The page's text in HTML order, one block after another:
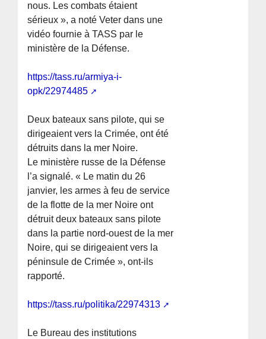
nous. Les combats étaient
sérieux », a noté Veter dans une
vidéo fournie à TASS par le
ministère de la Défense.
https://tass.ru/armiya-i-
opk/22974485
Deux bateaux sans pilote, qui se
dirigeaient vers la Crimée, ont été
détruits dans la mer Noire.
Le ministère russe de la Défense
l’a signalé. « Le matin du 26
janvier, les armes à feu de service
de la flotte de la mer Noire ont
détruit deux bateaux sans pilote
dans la partie nord-ouest de la mer
Noire, qui se dirigeaient vers la
péninsule de Crimée », ont-ils
rapporté.
https://tass.ru/politika/22974313
Le Bureau des institutions